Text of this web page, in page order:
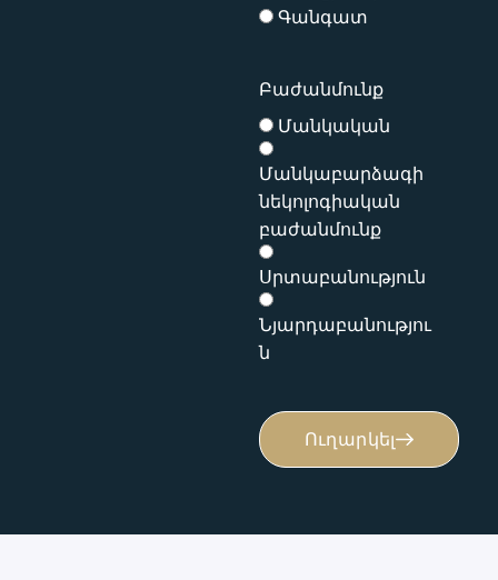
Գանգատ
Բաժանմունք
Մանկական
Մանկաբարձագի
նեկոլոգիական
բաժանմունք
Սրտաբանություն
Նյարդաբանությու
ն
Ուղարկել